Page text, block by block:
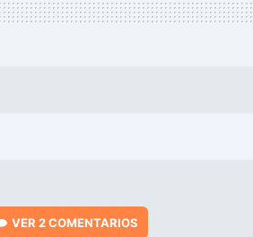
VER2 COMENTARIOS